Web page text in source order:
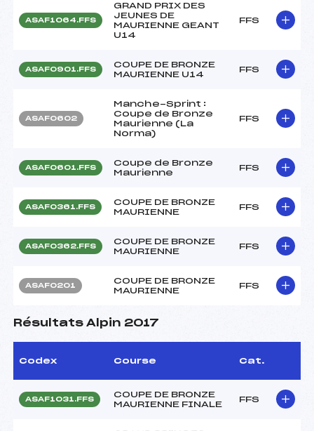
ASAF1064.FFS
GRAND PRIX DES
JEUNES DE
MAURIENNE GEANT
U14
FFS
ASAF0901.FFS
COUPE DE BRONZE
MAURIENNE U14
FFS
ASAF0602
Manche-Sprint :
Coupe de Bronze
Maurienne (La
Norma)
FFS
ASAF0601.FFS
Coupe de Bronze
Maurienne
FFS
ASAF0361.FFS
COUPE DE BRONZE
MAURIENNE
FFS
ASAF0362.FFS
COUPE DE BRONZE
MAURIENNE
FFS
ASAF0201
COUPE DE BRONZE
MAURIENNE
FFS
Résultats Alpin 2017
Codex Course Cat.
ASAF1031.FFS
COUPE DE BRONZE
MAURIENNE FINALE
FFS